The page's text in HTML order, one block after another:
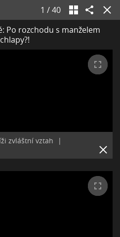
1 /40
Po rozchodu s manželem
zvláštní vztah
|